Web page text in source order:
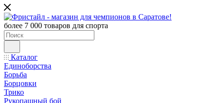
более 7 000 товаров для спорта
Каталог
Единоборства
Борьба
Борцовки
Трико
Рукопашный бой